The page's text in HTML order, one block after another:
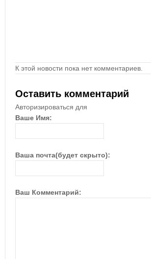
К этой новости пока нет комментариев.
Оставить комментарий
Авторизироваться для
Ваше Имя:
Ваша почта(будет скрыто):
Ваш Комментарий: